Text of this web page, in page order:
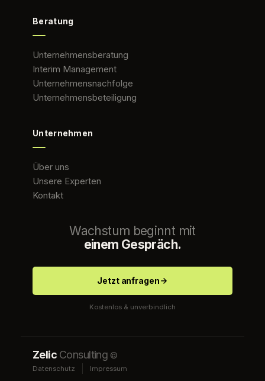
Beratung
Unternehmensberatung
Interim Management
Unternehmensnachfolge
Unternehmensbeteiligung
Unternehmen
Über uns
Unsere Experten
Kontakt
Wachstum beginnt mit
einem Gespräch.
Jetzt anfragen
Kostenlos & unverbindlich
Zelic Consulting ©
Datenschutz Impressum